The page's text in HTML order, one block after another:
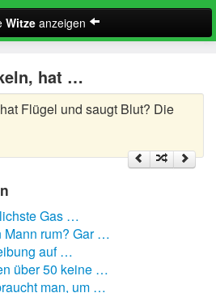
Witzeanzeigen
Suche
hat …
Flügel und saugt Blut? Die
Gas …
Mann rum? Gar …
auf …
über 50 keine …
man, um …